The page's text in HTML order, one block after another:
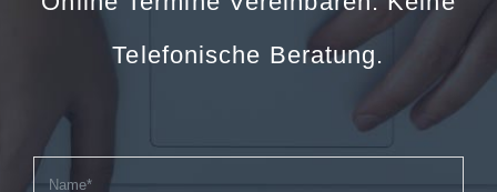
Telefonische Beratung.